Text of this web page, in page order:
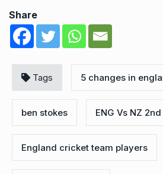
Share
Tags 5 changes in
ben stokes ENG Vs NZ
England cricket team players